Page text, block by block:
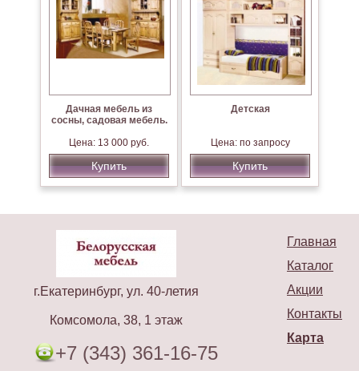
Дачная мебель из
сосны, садовая мебель.
Цена: 13 000 руб.
Купить
Детская
Цена: по запросу
Купить
Главная
Каталог
Акции
Контакты
Карта
г.Екатеринбург, ул. 40-летия
Комсомола, 38, 1 этаж
+7 (343) 361-16-75